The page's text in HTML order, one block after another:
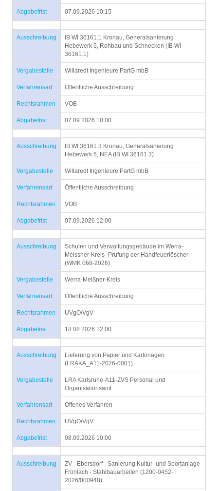
Abgabefrist 07.09.2026 10:15
Ausschreibung
IB WI 36161.1 Kronau, Generalsanierung
Hebewerk 5, Rohbau und Schnecken (IB WI
36161.1)
Vergabestelle Willaredt Ingenieure PartG mbB
Verfahrensart Öffentliche Ausschreibung
Rechtsrahmen VOB
Abgabefrist 07.09.2026 10:00
Ausschreibung
IB WI 36161.3 Kronau, Generalsanierung
Hebewerk 5, NEA (IB WI 36161.3)
Vergabestelle Willaredt Ingenieure PartG mbB
Verfahrensart Öffentliche Ausschreibung
Rechtsrahmen VOB
Abgabefrist 07.09.2026 12:00
Ausschreibung
Schulen und Verwaltungsgebäude im Werra-
Meissner-Kreis_Prüfung der Handfeuerlöscher
(WMK 068-2026)
Vergabestelle Werra-Meißner-Kreis
Verfahrensart Öffentliche Ausschreibung
Rechtsrahmen UVgO/VgV
Abgabefrist 18.08.2026 12:00
Ausschreibung
Lieferung von Papier und Kartonagen
(LRAKA_A11-2026-0001)
Vergabestelle
LRA Karlsruhe-A11-ZVS Personal und
Organisationsamt
Verfahrensart Offenes Verfahren
Rechtsrahmen UVgO/VgV
Abgabefrist 08.09.2026 10:00
Ausschreibung
ZV - Ebersdorf - Sanierung Kultur- und Sportanlage
Fronlach - Stahlbauarbeiten (1200-0452-
2026/000948)